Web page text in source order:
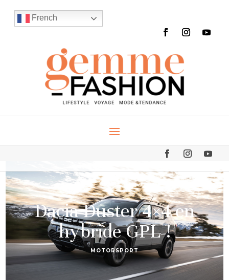
French
Dacia Duster 4×4 en
hybride GPL !
MOTORSPORT